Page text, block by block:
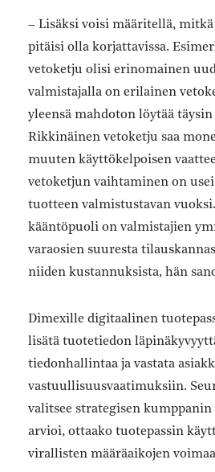
– Lisäksi voisi määritellä, mitkä
pitäisi olla korjattavissa.
vetoketju olisi erinomainen
valmistajalla on erilainen
yleensä mahdoton löytää täysin
Rikkinäinen vetoketju saa
muuten käyttökelpoisen
vetoketjun vaihtaminen on
tuotteen valmistustavan
kääntöpuoli on valmistajien
varaosien suuresta
niiden kustannuksista, hän
Dimexille digitaalinen
lisätä tuotetiedon
tiedonhallintaa ja vastata
vastuullisuusvaatimuksiin.
valitsee strategisen
arvioi, ottaako tuotepassin
virallisten määräaikojen